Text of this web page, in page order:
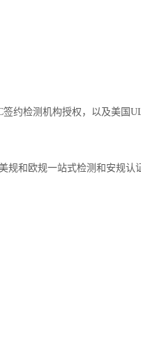
约检测机构授权，以及美国
规和欧规一站式检测和安规认